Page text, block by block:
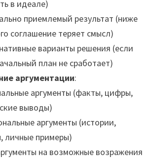
в идеале)
приемлемый результат (ниже
соглашение теряет смысл)
варианты решения (если
план не сработает)
аргументации:
аргументы (факты, цифры,
выводы)
аргументы (истории,
личные примеры)
на возможные возражения